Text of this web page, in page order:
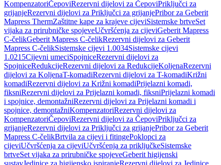
KompenzatoriČepoviRezervni dijelovi za ČepoviPriključci za
grijanjeRezervni dijelovi za Priključci za grijanjePribor za Geberit
Mapress ThermZaštitne kape za krajeve cijeviSistemske brtveSet
vijaka za prirubničke spojeveUčvršćenja za cijeviGeberit Mapress
C-čelikGeberit Mapress C-čelikRezervni dijelovi za Geberit
Mapress C-čelikSistemske cijevi 1.0034Sistemske cijevi
1.0215Cijevni umeciSpojniceRezervni dijelovi za
SpojniceRedukcijeRezervni dijelovi za RedukcijeKoljenaRezervni
dijelovi za KoljenaT-komadiRezervni dijelovi za T-komadiKrižni
komadiRezervni dijelovi za Križni komadiPrijelazni komadi,
fiksniRezervni dijelovi za Prijelazni komadi, fiksniPrijelazni komadi
i spojnice, demontažniRezervni dijelovi za Prijelazni komadi i
spojnice, demontažniKompenzatoriRezervni dijelovi za
KompenzatoriČepoviRezervni dijelovi za ČepoviPriključci za
grijanjeRezervni dijelovi za Priključci za grijanjePribor za Geberit
Mapress C-čelikBrtvila za cijevi i fitingePoklopci za
cijeviUčvršćenja za cijeviUčvršćenja za priključkeSistemske
brtveSet vijaka za prirubničke spojeveGeberit higijenski
sustavJedinice za higijensko ispiranjeRezervni dijelovi za Jedinice